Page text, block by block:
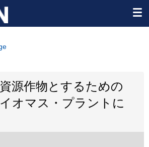
源作物とするための
オマス・プラントに